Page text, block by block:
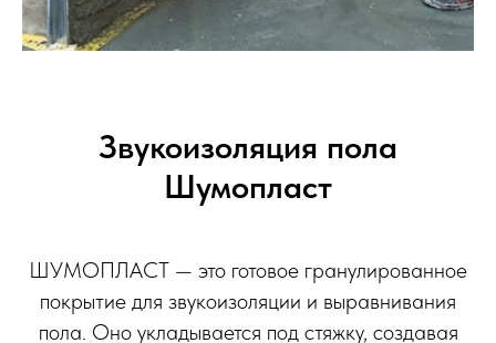
Звукоизоляция пола
Шумопласт
ШУМОПЛАСТ — это готовое гранулированное
покрытие для звукоизоляции и выравнивания
пола. Оно укладывается под стяжку, создавая